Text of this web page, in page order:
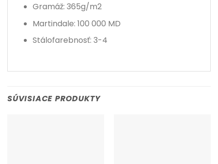
Gramáž: 365g/m2
Martindale: 100 000 MD
Stálofarebnosť: 3-4
SÚVISIACE PRODUKTY